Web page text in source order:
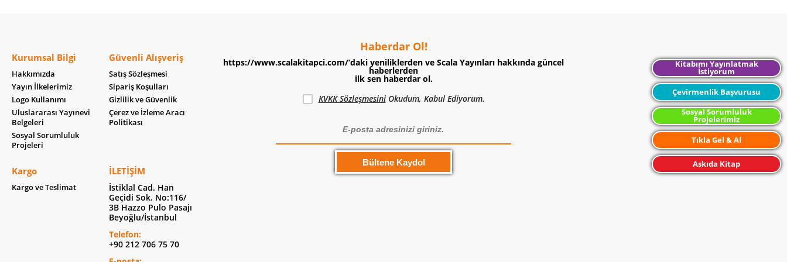
Kurumsal Bilgi
Hakkımızda
Yayın İlkelerimiz
Logo Kullanımı
Uluslararası Yayınevi
Belgeleri
Sosyal Sorumluluk
Projeleri
Güvenli Alışveriş
Satış Sözleşmesi
Sipariş Koşulları
Gizlilik ve Güvenlik
Çerez ve İzleme Aracı
Politikası
Kargo
Kargo ve Teslimat
İLETIŞIM
İstiklal Cad. Han
Geçidi Sok. No:116/
3B Hazzo Pulo Pasajı
Beyoğlu/İstanbul
Telefon:
+90 212 706 75 70
Haberdar Ol!
https://www.scalakitapci.com/’daki yeniliklerden ve Scala Yayınları hakkında güncel
haberlerden
ilk sen haberdar ol.
KVKK SözleşmesiniOkudum, Kabul Ediyorum.
Kitabımı Yayınlatmak
İstiyorum
Çevirmenlik Başvurusu
Sosyal Sorumluluk
Projelerimiz
Tıkla Gel & Al
Askıda Kitap